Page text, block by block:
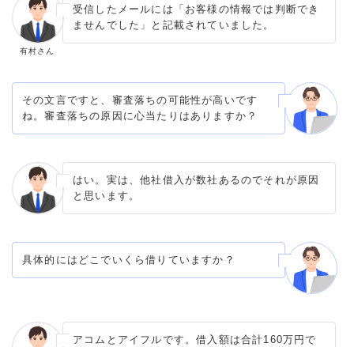
有村さん
受信したメールには「お客様の情報では判断でき
ませんでした」と記載されていました。
その文言ですと、審査落ちの可能性が高いです
ね。審査落ちの原因に心当たりはありますか？
はい。実は、他社借入が数社あるのでそれが原因
と思います。
具体的にはどこでいくら借りていますか？
アコムとアイフルです。借入額は合計160万円で